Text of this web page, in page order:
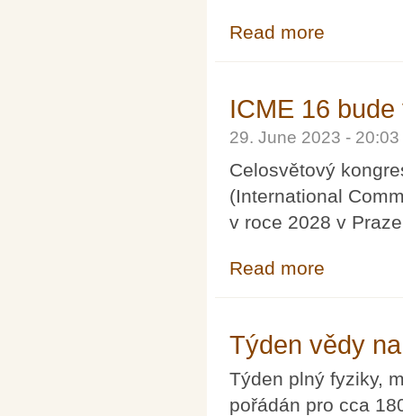
Read more
ICME 16
29. June 2023 -
Celosvětový
(International
v roce 2028 v
Read more
Týden vědy
Týden plný fyziky,
pořádán pro cca